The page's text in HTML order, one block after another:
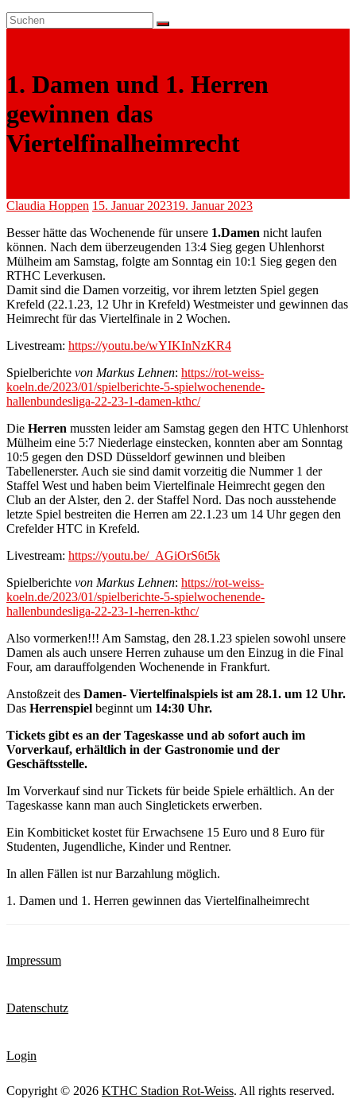
1. Damen und 1. Herren
gewinnen das
Viertelfinalheimrecht
Claudia Hoppen 15. Januar 202319. Januar 2023
Besser hätte das Wochenende für unsere 1.Damen nicht laufen
können. Nach dem überzeugenden 13:4 Sieg gegen Uhlenhorst
Mülheim am Samstag, folgte am Sonntag ein 10:1 Sieg gegen den
RTHC Leverkusen.
Damit sind die Damen vorzeitig, vor ihrem letzten Spiel gegen
Krefeld (22.1.23, 12 Uhr in Krefeld) Westmeister und gewinnen das
Heimrecht für das Viertelfinale in 2 Wochen.
Livestream: https://youtu.be/wYIKInNzKR4
Spielberichte von Markus Lehnen: https://rot-weiss-
koeln.de/2023/01/spielberichte-5-spielwochenende-
hallenbundesliga-22-23-1-damen-kthc/
Die Herren mussten leider am Samstag gegen den HTC Uhlenhorst
Mülheim eine 5:7 Niederlage einstecken, konnten aber am Sonntag
10:5 gegen den DSD Düsseldorf gewinnen und bleiben
Tabellenerster. Auch sie sind damit vorzeitig die Nummer 1 der
Staffel West und haben beim Viertelfinale Heimrecht gegen den
Club an der Alster, den 2. der Staffel Nord. Das noch ausstehende
letzte Spiel bestreiten die Herren am 22.1.23 um 14 Uhr gegen den
Crefelder HTC in Krefeld.
Livestream: https://youtu.be/_AGiOrS6t5k
Spielberichte von Markus Lehnen: https://rot-weiss-
koeln.de/2023/01/spielberichte-5-spielwochenende-
hallenbundesliga-22-23-1-herren-kthc/
Also vormerken!!! Am Samstag, den 28.1.23 spielen sowohl unsere
Damen als auch unsere Herren zuhause um den Einzug in die Final
Four, am darauffolgenden Wochenende in Frankfurt.
Anstoßzeit des Damen- Viertelfinalspiels ist am 28.1. um 12 Uhr.
Das Herrenspiel beginnt um 14:30 Uhr.
Tickets gibt es an der Tageskasse und ab sofort auch im
Vorverkauf, erhältlich in der Gastronomie und der
Geschäftsstelle.
Im Vorverkauf sind nur Tickets für beide Spiele erhältlich. An der
Tageskasse kann man auch Singletickets erwerben.
Ein Kombiticket kostet für Erwachsene 15 Euro und 8 Euro für
Studenten, Jugendliche, Kinder und Rentner.
In allen Fällen ist nur Barzahlung möglich.
1. Damen und 1. Herren gewinnen das Viertelfinalheimrecht
Impressum
Datenschutz
Login
Copyright © 2026 KTHC Stadion Rot-Weiss. All rights reserved.